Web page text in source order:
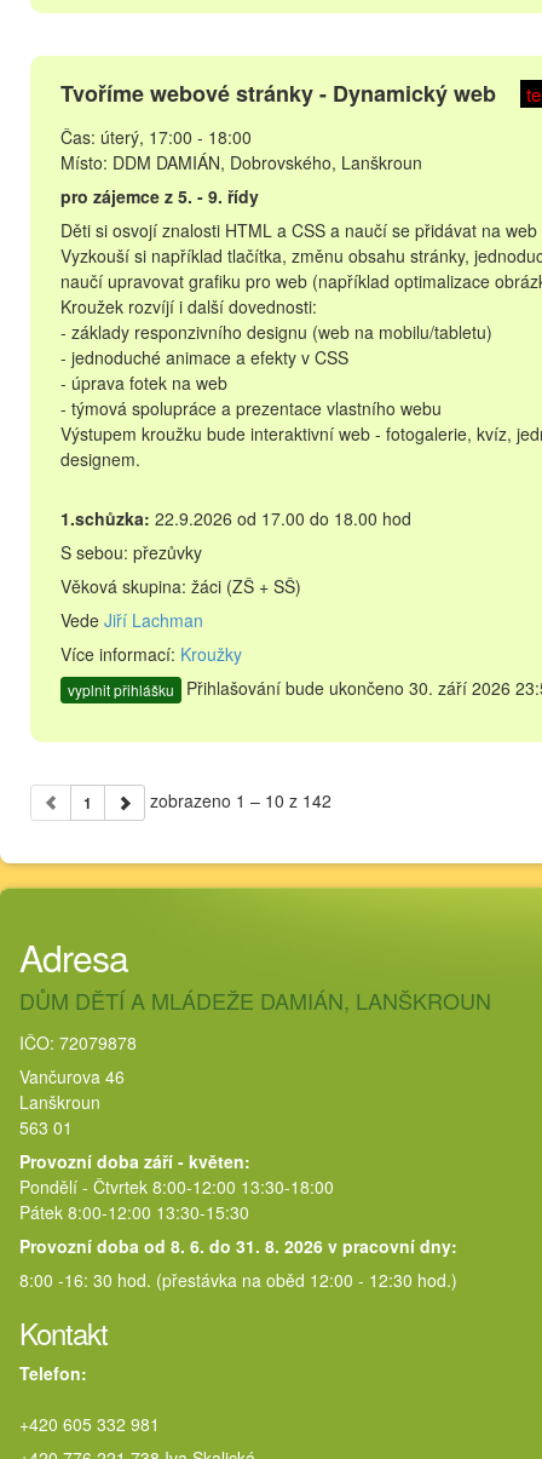
Tvoříme webové stránky - Dynamický web
Čas: úterý, 17:00 - 18:00
Místo: DDM DAMIÁN, Dobrovského, Lanškroun
pro zájemce z 5. - 9. řídy
Děti si osvojí znalosti HTML a CSS a naučí se přidávat na
Vyzkouší si například tlačítka, změnu obsahu stránky,
naučí upravovat grafiku pro web (například optimalizace
Kroužek rozvíjí i další dovednosti:
- základy responzivního designu (web na mobilu/tabletu)
- jednoduché animace a efekty v CSS
- úprava fotek na web
- týmová spolupráce a prezentace vlastního webu
Výstupem kroužku bude interaktivní web - fotogalerie, kvíz,
designem.
1.schůzka: 22.9.2026 od 17.00 do 18.00 hod
S sebou: přezůvky
Věková skupina: žáci (ZŠ + SŠ)
Vede Jiří Lachman
Více informací: Kroužky
vyplnit přihlášku Přihlašování bude ukončeno 30. září 2026
1 zobrazeno 1 – 10 z 142
Adresa
DŮM DĚTÍ A MLÁDEŽE DAMIÁN, LANŠKROUN
IČO: 72079878
Vančurova 46
Lanškroun
563 01
Provozní doba září - květen:
Pondělí - Čtvrtek 8:00-12:00 13:30-18:00
Pátek 8:00-12:00 13:30-15:30
Provozní doba od 8. 6. do 31. 8. 2026 v pracovní dny:
8:00 -16: 30 hod. (přestávka na oběd 12:00 - 12:30 hod.)
Kontakt
Telefon:
+420 605 332 981